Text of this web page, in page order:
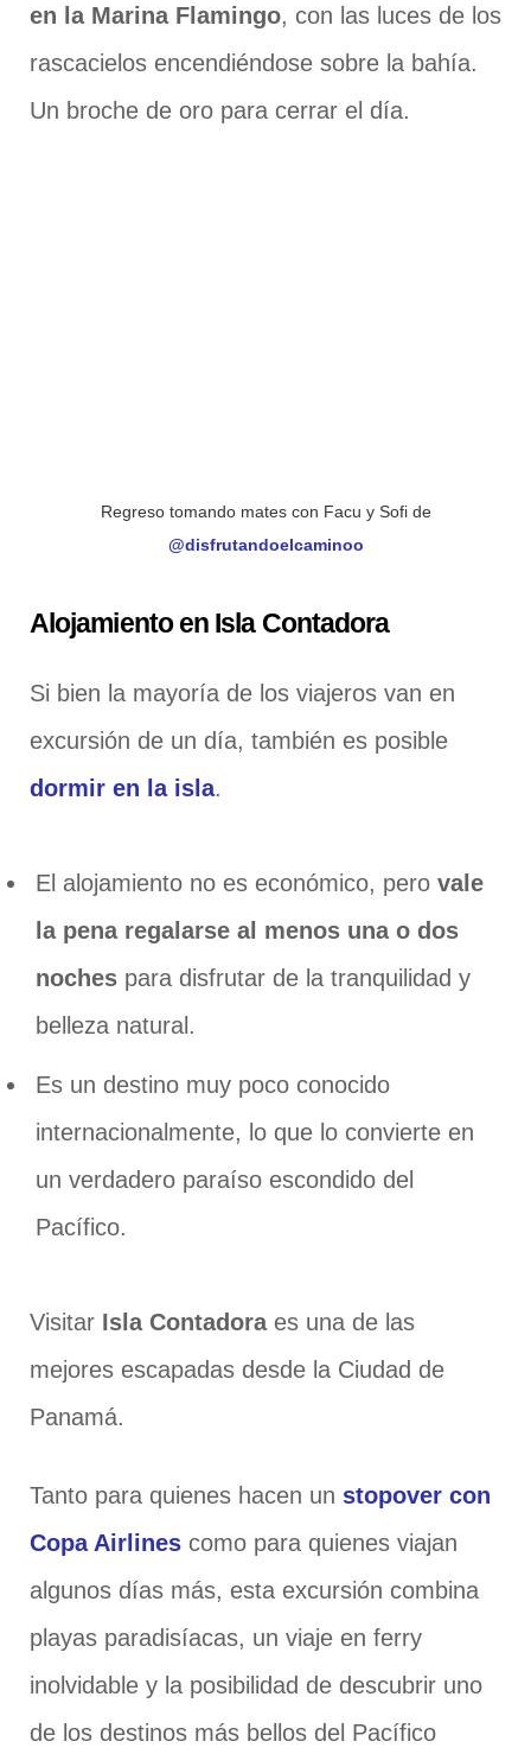
en la Marina Flamingo, con las luces de los
rascacielos encendiéndose sobre la bahía.
Un broche de oro para cerrar el día.
Regreso tomando mates con Facu y Sofi de
@disfrutandoelcaminoo
Alojamiento en Isla Contadora
Si bien la mayoría de los viajeros van en
excursión de un día, también es posible
dormir en la isla.
El alojamiento no es económico, pero vale
la pena regalarse al menos una o dos
noches para disfrutar de la tranquilidad y
belleza natural.
Es un destino muy poco conocido
internacionalmente, lo que lo convierte en
un verdadero paraíso escondido del
Pacífico.
Visitar Isla Contadoraes una de las
mejores escapadas desde la Ciudad de
Panamá.
Tanto para quienes hacen un stopover con
Copa Airlines como para quienes viajan
algunos días más, esta excursión combina
playas paradisíacas, un viaje en ferry
inolvidable y la posibilidad de descubrir uno
de los destinos más bellos del Pacífico